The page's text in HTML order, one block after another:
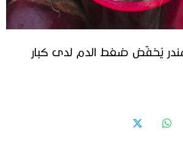
يُخفّض ضغط الدم لدى كبار